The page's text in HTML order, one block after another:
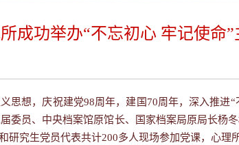
成功举办“不忘初心 牢记使命
思想，庆祝建党98周年，建国 70周年，深入推进“
委员、中央档案馆原馆长、国家档案局原局长杨
研究生党员代表共计200多人现场参加党课，心理